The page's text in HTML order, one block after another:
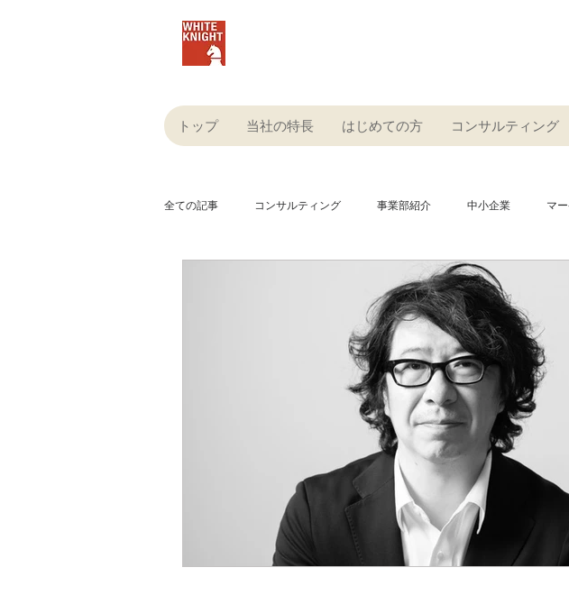
トップ 当社の特長 はじめての方 コンサルティング
全ての記事 コンサルティング 事業部紹介 中小企業 マ
ブランディング
プロモーション 書籍